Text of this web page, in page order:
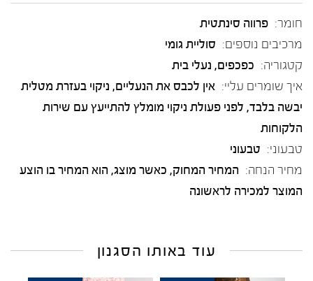
חומר: פרווה סינתטית
מרכיבים נוספים: סוליית גומי
קטגוריה: כפכפים, נעלי בית
איך שומרים עליי: אין לכבס את הנעליים, ניקוי בעזרת מטלית
יבשה בלבד, לפני פעולת ניקוי מומלץ להתייעץ עם שירות
הלקוחות
טבעוני: טבעוני
מחיר הנחה: המחיר המחוק, כאשר מוצג, הוא המחיר בו הוצע
המוצר למכירה לראשונה
עוד באותו הסגנון